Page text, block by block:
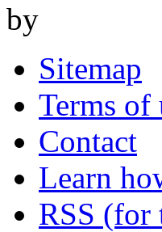
by
Sitemap
Terms of
Contact
Learn
RSS (for